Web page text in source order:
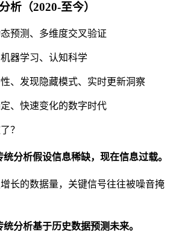
析（2020-至今）
预测、多维度交叉验证
器学习、认知科学
、发现隐藏模式、实时更新洞察
、快速变化的数字时代
？
分析假设信息稀缺，现在信息过载。
长的数据量，关键信号往往被噪音掩
分析基于历史数据预测未来。